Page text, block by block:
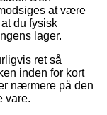
at være
du fysisk
lager.
ret så
inden for kort
nærmere på den
vare.